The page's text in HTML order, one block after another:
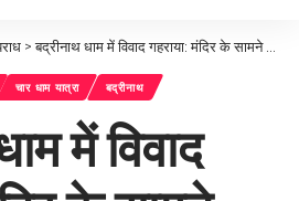
>बद्रीनाथ धाम में विवाद गहराया: मंदिर के सामने अख़बारों के बोर्ड, चढ़ावा गड़बड़ी के बीच मैनेज करने के आरोप
चार धाम यात्रा बद्रीनाथ
में विवाद